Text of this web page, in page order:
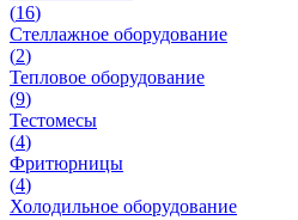
(16)
Стеллажное оборудование
(2)
Тепловое оборудование
(9)
Тестомесы
(4)
Фритюрницы
(4)
Холодильное оборудование